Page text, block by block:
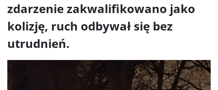
zdarzenie zakwalifikowano jako
kolizję, ruch odbywał się bez
utrudnień.